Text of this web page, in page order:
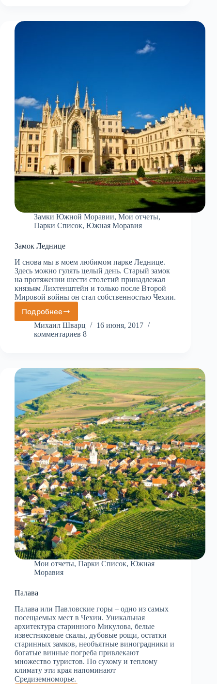
Замки Южной Моравии, Мои отчеты,
Парки Список, Южная Моравия
Замок Леднице
И снова мы в моем любимом парке Леднице.
Здесь можно гулять целый день. Старый замок
на протяжении шести столетий принадлежал
князьям Лихтенштейн и только после Второй
Мировой войны он стал собственностью Чехии.
Подробнее
Замок
Леднице
Михаил Шварц
16 июня, 2017
комментариев 8
Мои отчеты, Парки Список, Южная
Моравия
Палава
Палава или Павловские горы – одно из самых
посещаемых мест в Чехии. Уникальная
архитектура старинного Микулова, белые
известняковые скалы, дубовые рощи, остатки
старинных замков, необъятные виноградники и
богатые винные погреба привлекают
множество туристов. По сухому и теплому
климату эти края напоминают
Средиземноморье.